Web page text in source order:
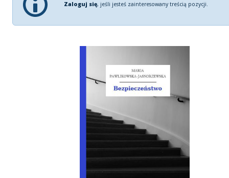
Zaloguj się, jeśli jesteś zainteresowany treścią pozycji.